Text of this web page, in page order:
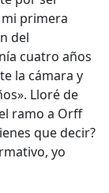
primera
del
cuatro años
la cámara y
Lloré de
ramo a Orff
que decir?
yo